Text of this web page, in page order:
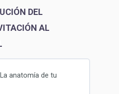
DEL
AL
La anatomía de tu